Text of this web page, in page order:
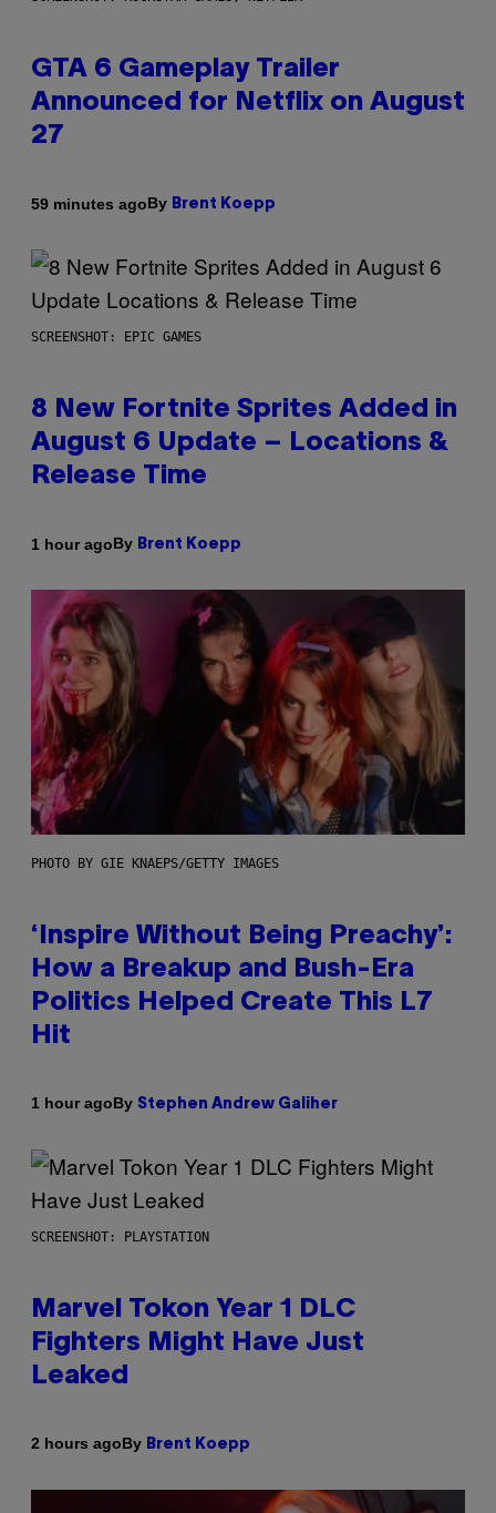
GTA 6 Gameplay Trailer
Announced for Netflix on August
27
59 minutes agoBy Brent Koepp
SCREENSHOT: EPIC GAMES
8 New Fortnite Sprites Added in
August 6 Update – Locations &
Release Time
1 hour agoBy Brent Koepp
PHOTO BY GIE KNAEPS/GETTY IMAGES
‘Inspire Without Being Preachy’:
How a Breakup and Bush-Era
Politics Helped Create This L7
Hit
1 hour agoBy Stephen Andrew Galiher
SCREENSHOT: PLAYSTATION
Marvel Tokon Year 1 DLC
Fighters Might Have Just
Leaked
2 hours agoBy Brent Koepp